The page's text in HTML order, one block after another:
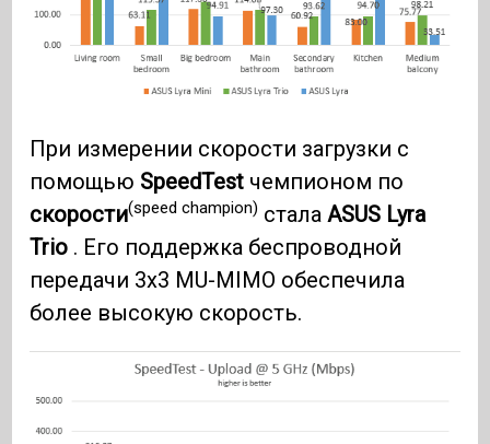
При измерении скорости загрузки с
помощью SpeedTest чемпионом по
скорости(speed champion) сталаASUS Lyra
Trio . Его поддержка беспроводной
передачи 3x3 MU-MIMO обеспечила
более высокую скорость.